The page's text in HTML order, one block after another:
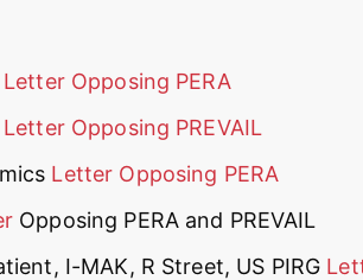
Letter Opposing PERA
Letter Opposing PREVAIL
Letter Opposing PERA
Opposing PERA and PREVAIL
I-MAK, R Street, US PIRG